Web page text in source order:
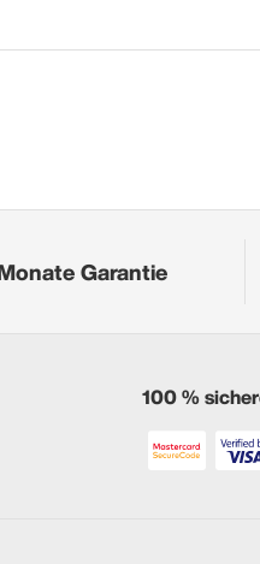
Garantie
100 %